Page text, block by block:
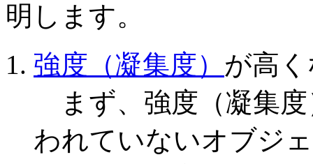
明します。
強度（凝集度） が高
まず、強度（凝集度
われていないオブジ